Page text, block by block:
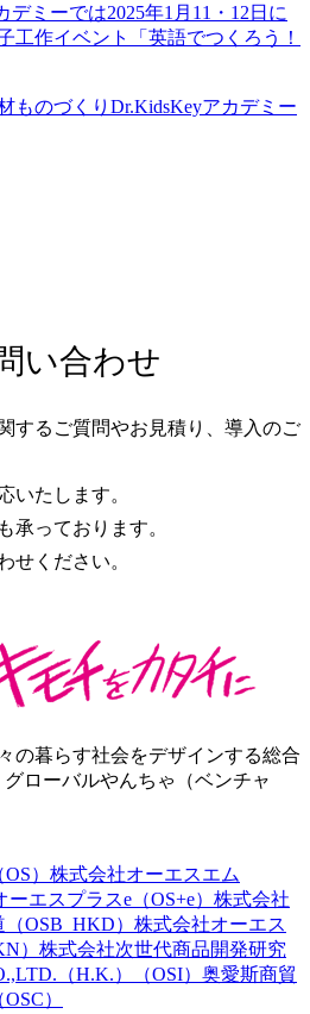
デミーでは2025年1月11・12日に
工作イベント「英語でつくろう！
ものづくりDr.KidsKeyアカデミー
い合わせ
するご質問やお見積り、導入のご
いたします。
承っております。
せください。
の暮らす社会をデザインする総合
ローバルやんちゃ（ベンチャ
） 株式会社オーエスエム
エスプラスe（OS+e） 株式会社
OSB_HKD） 株式会社オーエス
） 株式会社次世代商品開発研究
（H.K.）（OSI） 奥愛斯商貿
）